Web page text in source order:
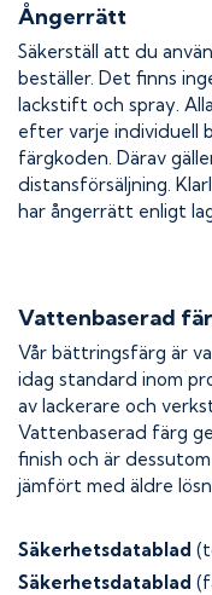
Ångerrätt
Säkerställ att du
beställer. Det finns
lackstift och spray.
efter varje individuell
färgkoden. Därav
distansförsäljning.
har ångerrätt enligt
Vattenbaserad
Vår bättringsfärg är
idag standard inom
av lackerare och
Vattenbaserad färg
finish och är
jämfört med äldre
Säkerhetsdatablad
Säkerhetsdatablad